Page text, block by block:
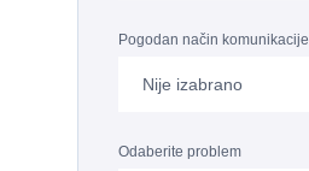
Pogodan način komunikacije
Odaberite problem